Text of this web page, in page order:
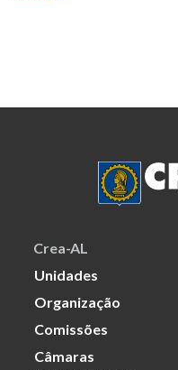
Crea-AL
Unidades
Organização
Comissões
Câmaras